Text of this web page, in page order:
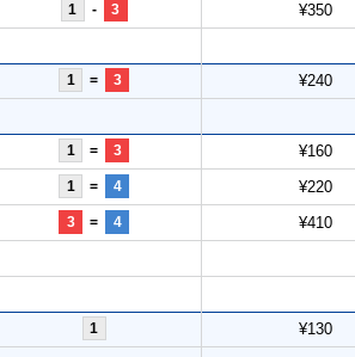
1 - 3 ¥350
1 = 3 ¥240
1 = 3 ¥160
1 = 4 ¥220
3 = 4 ¥410
1 ¥130